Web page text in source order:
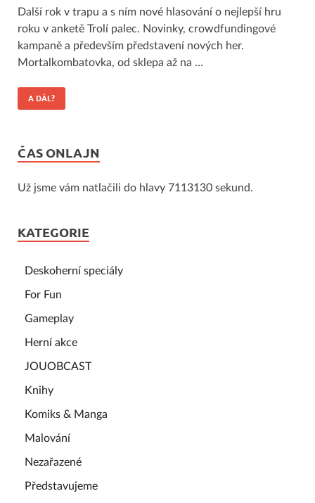
Další rok v trapu a s ním nové hlasování o nejlepší hru
roku v anketě Trolí palec. Novinky, crowdfundingové
kampaně a především představení nových her.
Mortalkombatovka, od sklepa až na …
A DÁL?
ČAS ONLAJN
Už jsme vám natlačili do hlavy 7113130 sekund.
KATEGORIE
Deskoherní speciály
For Fun
Gameplay
Herní akce
JOUOBCAST
Knihy
Komiks & Manga
Malování
Nezařazené
Představujeme